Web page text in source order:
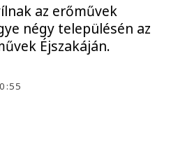
az erőművek
négy településén az
Éjszakáján.